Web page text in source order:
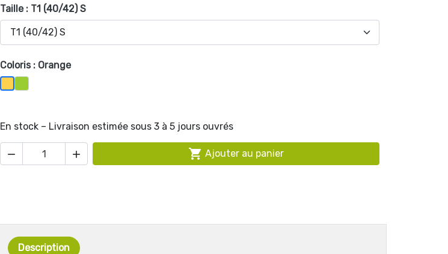
Taille : T1 (40/42) S
Coloris : Orange
OrangeVert Pomme
En stock – Livraison estimée sous 3 à 5 jours ouvrés
   Ajouter au panier
Description